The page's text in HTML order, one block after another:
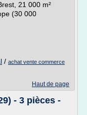
21 000 m²
(30 000
/ achat vente commerce
Haut de page
- 3 pièces -